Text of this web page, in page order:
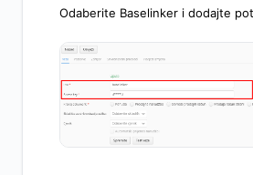
Odaberite Baselinker i dodajte